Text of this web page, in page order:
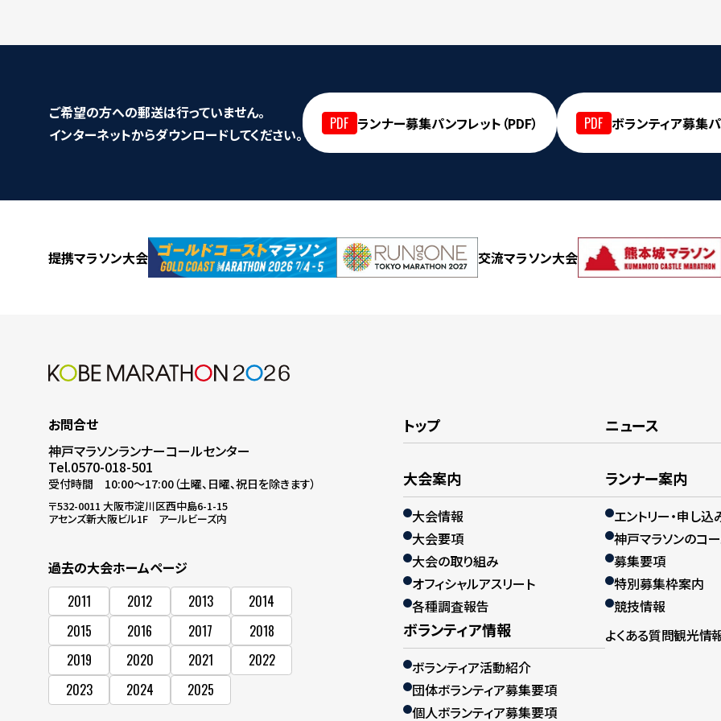
ご希望の方への郵送は行っていません。
インターネットからダウンロードしてください。
ランナー募集パンフレット（PDF） ボランティア募集パ
提携マラソン大会 交流マラソン大会
お問合せ
神戸マラソンランナーコールセンター
Tel.0570-018-501
受付時間 10:00～17:00（土曜、日曜、祝日を除きます）
〒532-0011大阪市淀川区西中島6-1-15
アセンズ新大阪ビル1F アールビーズ内
過去の大会ホームページ
2011
2012 2013
2014
2015
2016 2017
2018
2019
2020 2021
2022
2023
2024 2025
トップ ニュース
大会案内
大会情報
大会要項
大会の取り組み
オフィシャルアスリート
各種調査報告
ランナー案内
エントリー・申し
神戸マラソンのコ
募集要項
特別募集枠案内
競技情報
ボランティア情報
ボランティア活動紹介
団体ボランティア募集要項
個人ボランティア募集要項
よくある質問観光情